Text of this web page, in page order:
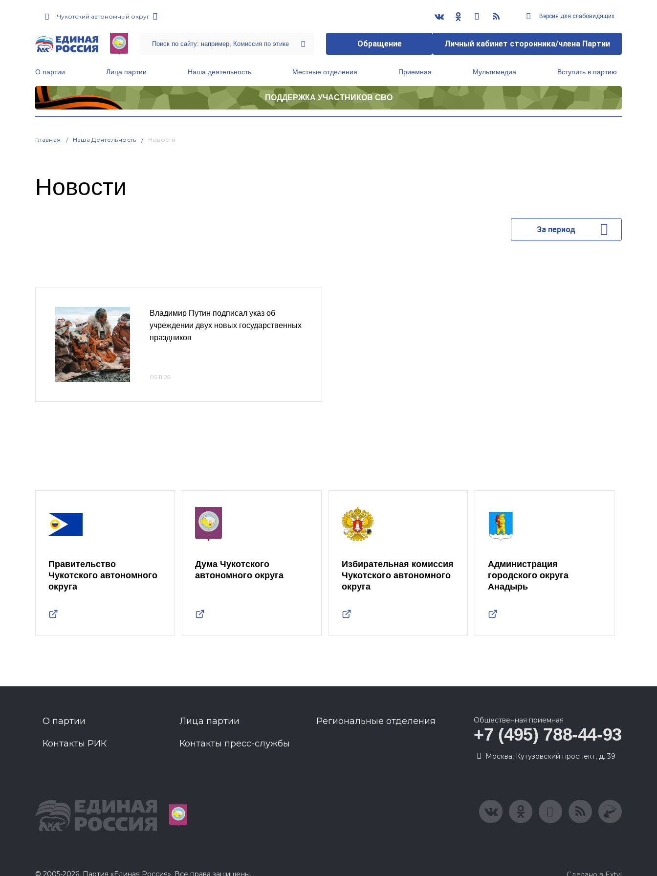
Чукотский автономный округ Версия для слабовидящих
Обращение Личный кабинет сторонника/члена Партии
О партии Лица партии Наша деятельность Местные отделения Приемная Мультимедиа Вступить в партию
ПОДДЕРЖКА УЧАСТНИКОВ СВО
Главная Наша Деятельность Новости
Новости
За период
Владимир Путин подписал указ об
учреждении двух новых государственных
праздников
05.11.25
Правительство
Чукотского автономного
округа
Дума Чукотского
автономного округа
Избирательная комиссия
Чукотского автономного
округа
Администрация
городского округа
Анадырь
О партии Лица партии Региональные отделения
Контакты РИК Контакты пресс-службы
Общественная приемная
+7 (495) 788-44-93
Москва, Кутузовский проспект, д. 39
© 2005-2026, Партия «Единая Россия». Все права защищены.